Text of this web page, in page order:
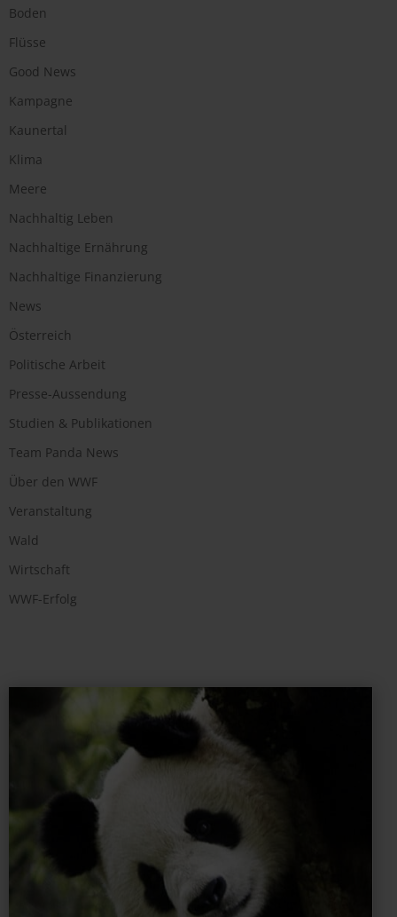
Boden
Flüsse
Good News
Kampagne
Kaunertal
Klima
Meere
Nachhaltig Leben
Nachhaltige Ernährung
Nachhaltige Finanzierung
News
Österreich
Politische Arbeit
Presse-Aussendung
Studien & Publikationen
Team Panda News
Über den WWF
Veranstaltung
Wald
Wirtschaft
WWF-Erfolg